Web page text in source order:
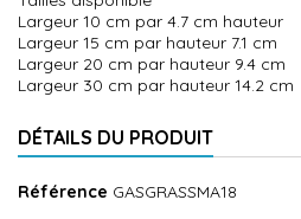
Largeur 10 cm par 4.7 cm hauteur
Largeur 15 cm par hauteur 7.1 cm
Largeur 20 cm par hauteur 9.4 cm
Largeur 30 cm par hauteur 14.2 cm
DÉTAILS DU PRODUIT
Référence GASGRASSMA18